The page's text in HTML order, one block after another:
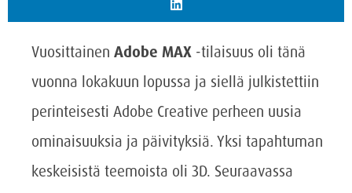
Vuosittainen Adobe MAX -tilaisuus oli tänä
vuonna lokakuun lopussa ja siellä julkistettiin
perinteisesti Adobe Creative perheen uusia
ominaisuuksia ja päivityksiä. Yksi tapahtuman
keskeisistä teemoista oli 3D. Seuraavassa